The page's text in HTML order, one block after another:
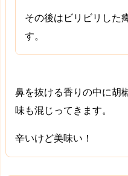
その後はビリビリした
す。
鼻を抜ける香りの中に胡
味も混じってきます。
辛いけど美味い！